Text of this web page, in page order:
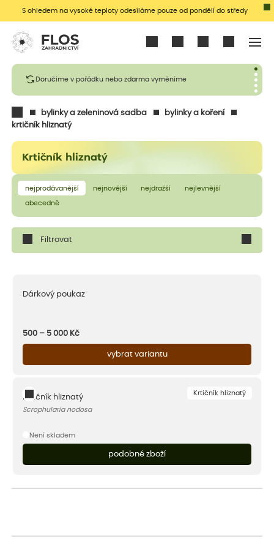
S ohledem na vysoké teploty odesíláme pouze od pondělí do středy
Doručíme v pořádku nebo zdarma vyměníme
bylinky a zeleninová sadba
bylinky a koření
krtičník hliznatý
Krtičník hliznatý
nejprodávanější nejnovější nejdražší nejlevnější
abecedně
Filtrovat
Dárkový poukaz
500 – 5 000 Kč
vybrat variantu
Krtičník hliznatý
Krtičník hliznatý
Scrophularia nodosa
Není skladem
podobné zboží